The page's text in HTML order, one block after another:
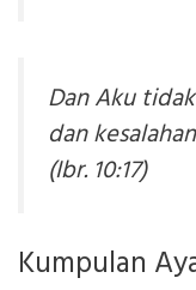
Dan Aku
dan
(Ibr. 10:17)
Kumpulan